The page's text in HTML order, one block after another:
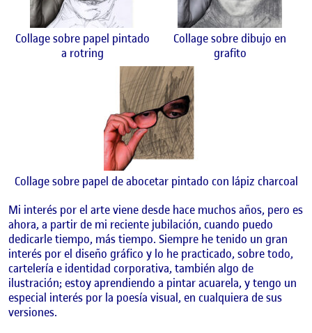
Collage sobre papel pintado
a rotring
Collage sobre dibujo en
grafito
Collage sobre papel de abocetar pintado con lápiz charcoal
Mi interés por el arte viene desde hace muchos años, pero es
ahora, a partir de mi reciente jubilación, cuando puedo
dedicarle tiempo, más tiempo. Siempre he tenido un gran
interés por el diseño gráfico y lo he practicado, sobre todo,
cartelería e identidad corporativa, también algo de
ilustración; estoy aprendiendo a pintar acuarela, y tengo un
especial interés por la poesía visual, en cualquiera de sus
versiones.